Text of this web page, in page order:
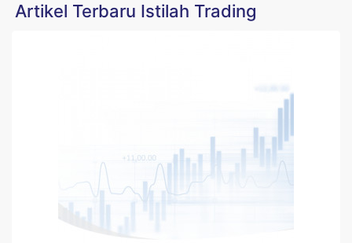
Artikel Terbaru Istilah Trading